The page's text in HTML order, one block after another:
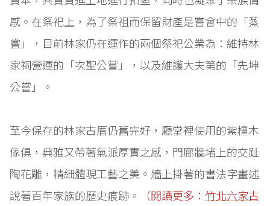
感。在祭祀上，為了祭祖而保留財產是嘗會中的「蒸
嘗」，目前林家仍在運作的兩個祭祀公業為：維持林
家祠營運的「次聖公嘗」，以及維護大夫第的「先坤
公嘗」。
至今保存的林家古厝仍舊完好，廳堂裡使用的紫檀木
傢俱，典雅又帶著氣派厚實之感，門廊牆堵上的交趾
陶花雕，精細體現工藝之美。牆上掛著的書法字畫述
說著百年家族的歷史痕跡。
（閱讀更多： 竹北六家古